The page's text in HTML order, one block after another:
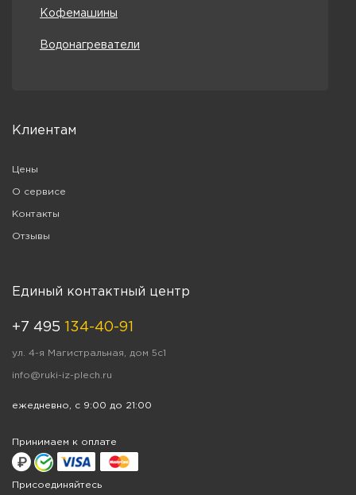
Кофемашины
Водонагреватели
Клиентам
Цены
О сервисе
Контакты
Отзывы
Единый контактный центр
+7 495 134-40-91
ул. 4-я Магистральная, дом 5с1
info@ruki-iz-plech.ru
ежедневно, с 9:00 до 21:00
Принимаем к оплате
Присоединяйтесь